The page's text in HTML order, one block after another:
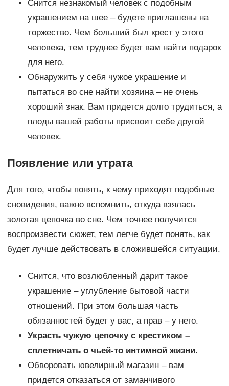
Снится незнакомый человек с подобным
украшением на шее – будете приглашены на
торжество. Чем больший был крест у этого
человека, тем труднее будет вам найти подарок
для него.
Обнаружить у себя чужое украшение и
пытаться во сне найти хозяина – не очень
хороший знак. Вам придется долго трудиться, а
плоды вашей работы присвоит себе другой
человек.
Появление или утрата
Для того, чтобы понять, к чему приходят подобные
сновидения, важно вспомнить, откуда взялась
золотая цепочка во сне. Чем точнее получится
воспроизвести сюжет, тем легче будет понять, как
будет лучше действовать в сложившейся ситуации.
Снится, что возлюбленный дарит такое
украшение – углубление бытовой части
отношений. При этом большая часть
обязанностей будет у вас, а прав – у него.
Украсть чужую цепочку с крестиком –
сплетничать о чьей-то интимной жизни.
Обворовать ювелирный магазин – вам
придется отказаться от заманчивого